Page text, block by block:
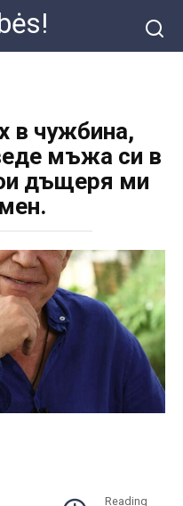
в чужбина,
мъжа си в
дъщеря ми
Reading